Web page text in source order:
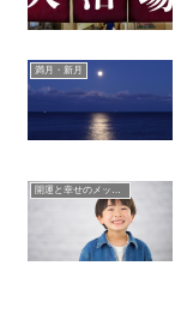
満月・新月
開運と幸せのメッセージ